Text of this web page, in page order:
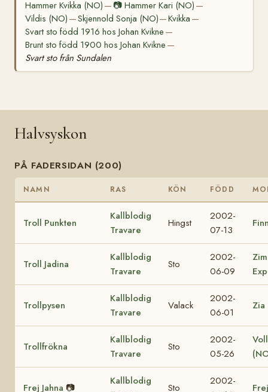
Hammer Kvikka (NO) — 📷Hammer Kari (NO) —
Vildis (NO) —Skjennold Sonja (NO)—Kvikka —
Svart sto född 1916 hos Johan Kvikne —
Brunt sto född 1900 hos Johan Kvikne —
Svart sto från Sundalen
Halvsyskon
PÅ FADERSIDAN (200)
NAMN RAS KÖN FÖDD
Troll Punkten
Kallblodig
Travare
Hingst
2002-
07-13
Troll Jadina
Kallblodig
Travare
Sto
2002-
06-09
Trollpysen
Kallblodig
Travare
Valack
2002-
06-01
Zia
Trollfrökna
Kallblodig
Travare
Sto
2002-
05-26
Frej Jahna 📷
Kallblodig
Sto
2002-